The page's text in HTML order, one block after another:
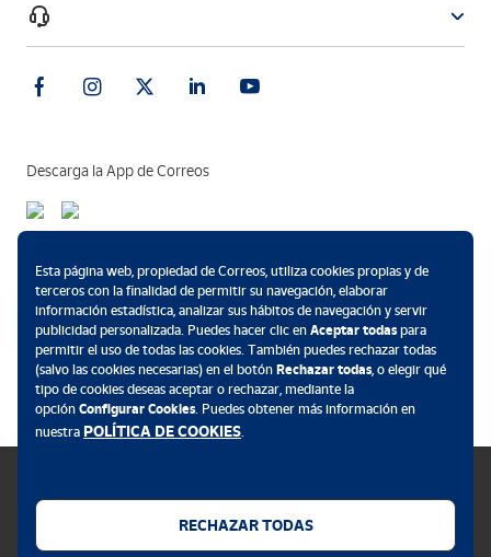
Descarga la App de Correos
Política de cookies
Esta página web, propiedad de Correos, utiliza cookies propias y de
terceros con la finalidad de permitir su navegación, elaborar
información estadística, analizar sus hábitos de navegación y servir
publicidad personalizada. Puedes hacer clic en Aceptar todaspara
permitir el uso de todas las cookies. También puedes rechazar todas
(salvo las cookies necesarias) en el botón Rechazar todas, o elegir qué
tipo de cookies deseas aceptar o rechazar, mediante la
opción Configurar Cookies. Puedes obtener más información en
nuestra POLÍTICA DE COOKIES.
RECHAZAR TODAS